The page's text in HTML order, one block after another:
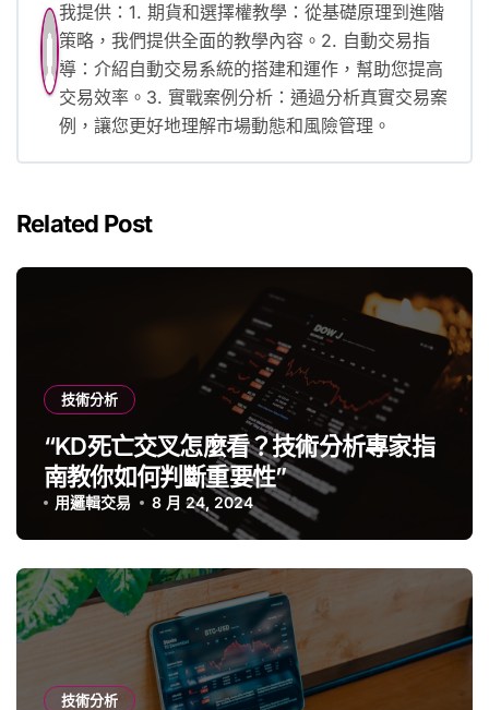
我提供：1. 期貨和選擇權教學：從基礎原理到進階
策略，我們提供全面的教學內容。2. 自動交易指
導：介紹自動交易系統的搭建和運作，幫助您提高
交易效率。3. 實戰案例分析：通過分析真實交易案
例，讓您更好地理解市場動態和風險管理。
Related Post
技術分析
“KD死亡交叉怎麼看？技術分析專家指
南教你如何判斷重要性”
用邏輯交易 8 月 24, 2024
技術分析